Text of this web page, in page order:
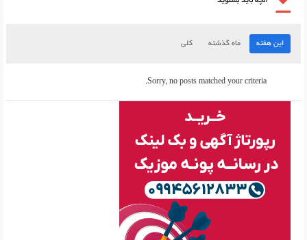
این هفته ماه گذشته کلی
Sorry, no posts matched your criteria.